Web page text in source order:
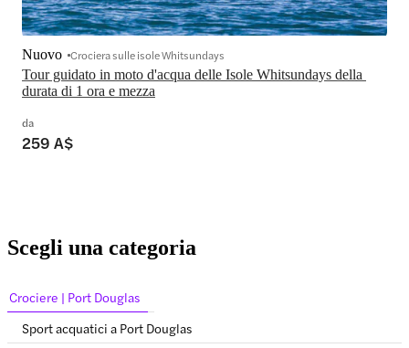
Tour guidato in moto d'acqua delle Isole Whitsundays della
durata di 1 ora e mezza
Nuovo Crociera sulle isole Whitsundays
da
259 A$
Scegli una categoria
Crociere | Port Douglas
Sport acquatici a Port Douglas